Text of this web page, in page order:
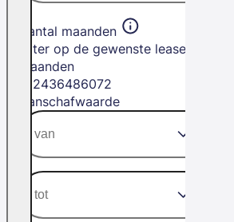
Aantal maanden
Filter op de gewenste leasetermijn in
maanden
2436486072
Aanschafwaarde